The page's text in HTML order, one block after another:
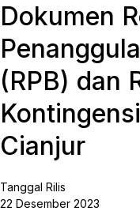
Dokumen
(RPB) dan
Cianjur
Tanggal Rilis
22 Desember 2023